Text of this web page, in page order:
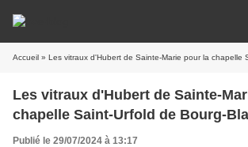
Accueil » Les vitraux d'Hubert de Sainte-Marie pour la chapelle
Les vitraux d'Hubert de Sainte-
chapelle Saint-Urfold de Bourg-
Publié le 29/07/2024 à 13:17